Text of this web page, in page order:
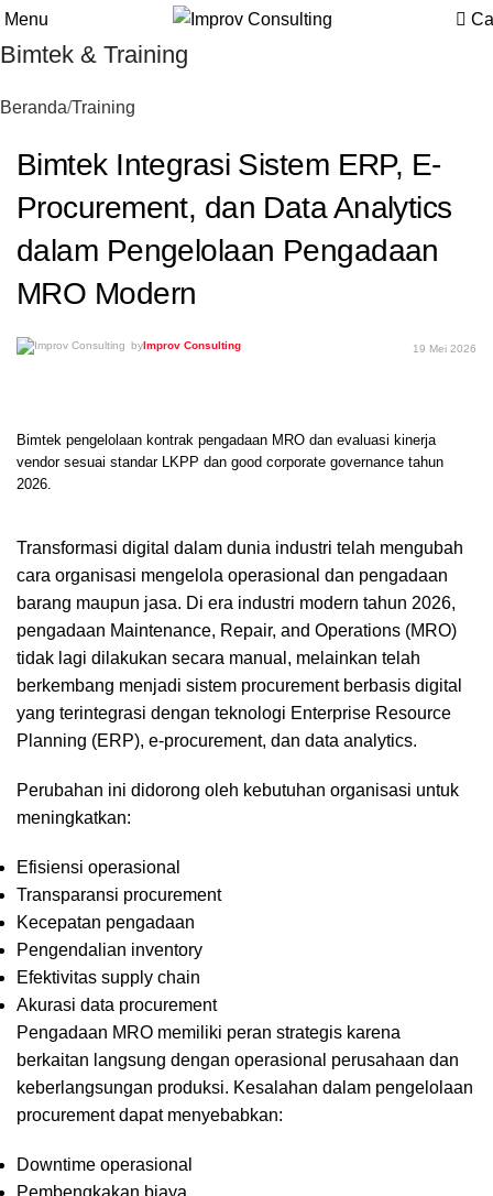
Menu
Bimtek & Training
Beranda Training
Bimtek Integrasi Sistem ERP, E-
Procurement, dan Data Analytics
dalam Pengelolaan Pengadaan
MRO Modern
byImprov Consulting 19 Mei 2026
Bimtek pengelolaan kontrak pengadaan MRO dan evaluasi kinerja
vendor sesuai standar LKPP dan good corporate governance tahun
2026.
Transformasi digital dalam dunia industri telah mengubah
cara organisasi mengelola operasional dan pengadaan
barang maupun jasa. Di era industri modern tahun 2026,
pengadaan Maintenance, Repair, and Operations (MRO)
tidak lagi dilakukan secara manual, melainkan telah
berkembang menjadi sistem procurement berbasis digital
yang terintegrasi dengan teknologi Enterprise Resource
Planning (ERP), e-procurement, dan data analytics.
Perubahan ini didorong oleh kebutuhan organisasi untuk
meningkatkan:
Efisiensi operasional
Transparansi procurement
Kecepatan pengadaan
Pengendalian inventory
Efektivitas supply chain
Akurasi data procurement
Pengadaan MRO memiliki peran strategis karena
berkaitan langsung dengan operasional perusahaan dan
keberlangsungan produksi. Kesalahan dalam pengelolaan
procurement dapat menyebabkan:
Downtime operasional
Pembengkakan biaya